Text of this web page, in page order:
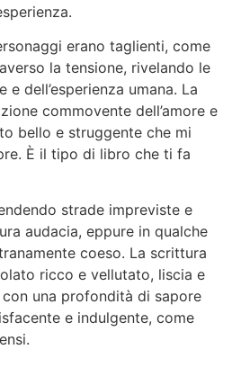
erano taglienti, come
la tensione, rivelando le
e dell’esperienza umana. La
commovente dell’amore e
bello e struggente che mi
È il tipo di libro che ti fa
strade impreviste e
audacia, eppure in qualche
coeso. La scrittura
ricco e vellutato, liscia e
una profondità di sapore
e indulgente, come